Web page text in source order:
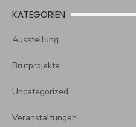
KATEGORIEN
Ausstellung
Brutprojekte
Uncategorized
Veranstaltungen